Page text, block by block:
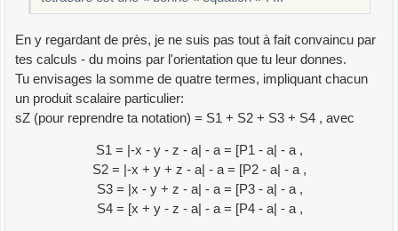
En y regardant de près, je ne suis pas tout à fait convaincu par
tes calculs - du moins par l'orientation que tu leur donnes.
Tu envisages la somme de quatre termes, impliquant chacun
un produit scalaire particulier:
sZ (pour reprendre ta notation) = S1 + S2 + S3 + S4 , avec
S1 = |-x - y - z - a| - a = [P1 - a| - a ,
S2 = |-x + y + z - a| - a = [P2 - a| - a ,
S3 = |x - y + z - a| - a = [P3 - a| - a ,
S4 = [x + y - z - a| - a = [P4 - a| - a ,